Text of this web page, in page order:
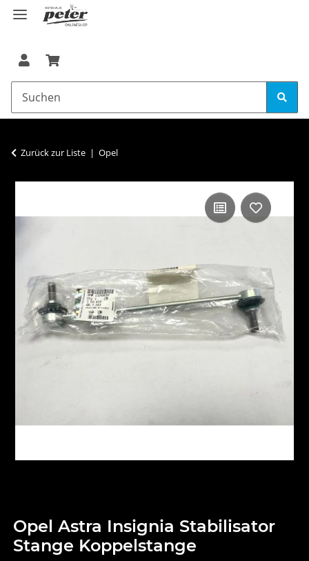
Zurück zur Liste Opel
Opel Astra Insignia Stabilisator
Stange Koppelstange